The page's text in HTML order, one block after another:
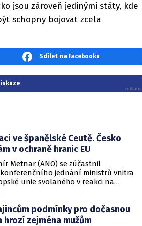
jsou zároveň jedinými státy, kde
schopny bojovat zcela
Sdílet na Facebooku
ve španělské Ceutě. Česko
v ochraně hranic EU
Metnar (ANO) se zúčastnil
jednání ministrů vnitra
unie svolaného v reakci na
hranic Evropské unie.
podmínky pro dočasnou
hrozí zejména mužům